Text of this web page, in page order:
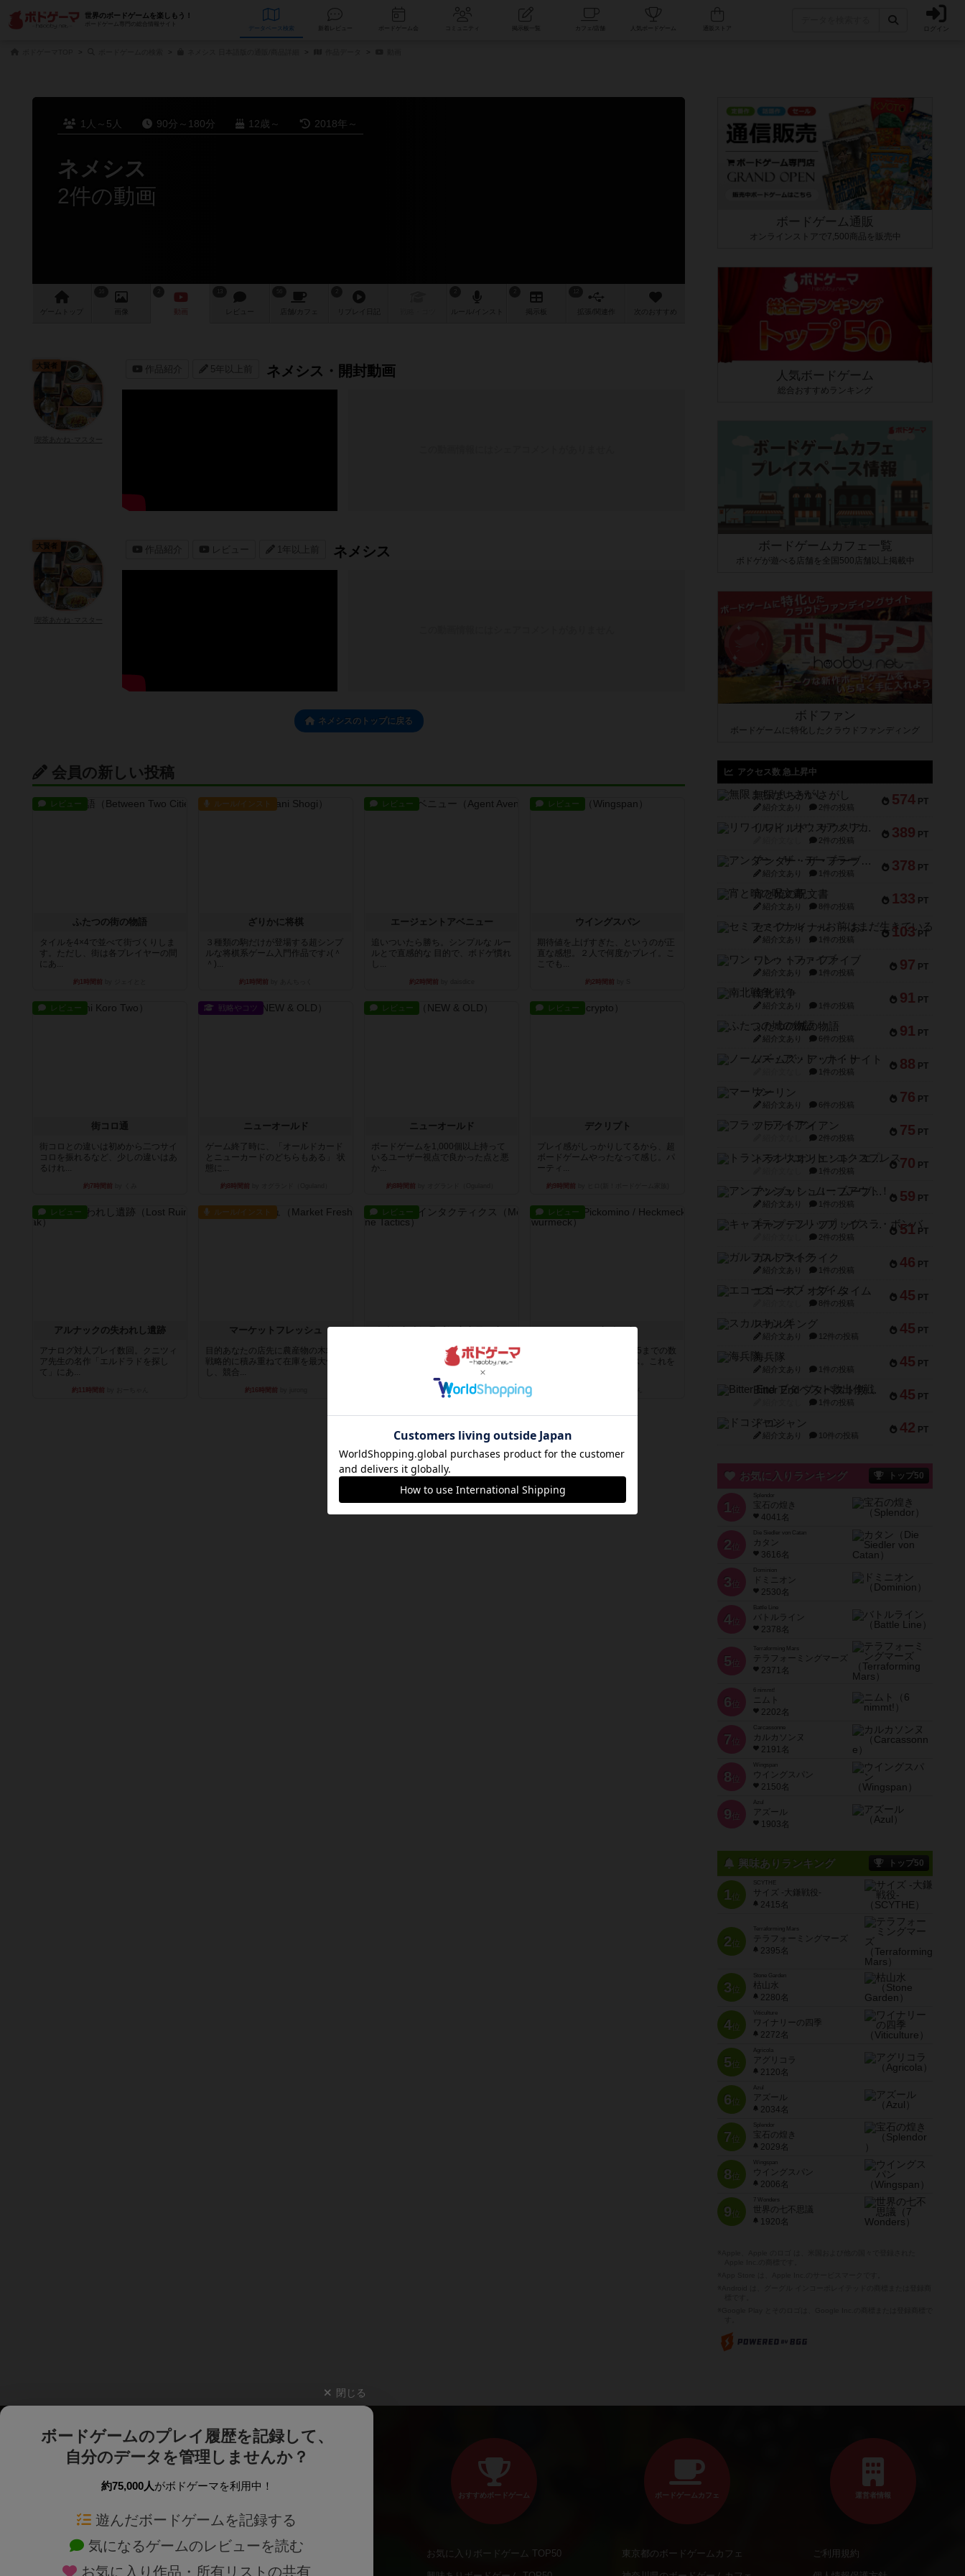
世界のボードゲームを楽しもう！
ボードゲーム専門の総合情報サイト
データベース コミュニティ 人気ボードゲーム ログイン
1人～5人 90分～180分 12歳～ 2018年～
ネメシス
2件の動画
ゲーム 画像 レビュー 店舗/ カフェ 作 次のおすすめ
作品紹介 5年以上前 ネメシス・開封動画
大賢者
作品紹介 レビュー 1年以上前 ネメシス
大賢者
ネメシスのトップに戻る
会員の新しい投稿
レビュー
ふたつの街の物語
タイルを4×4で並べて街づくりしま
す。ただし、街は各プレイヤーの間
にあ...
約1時間前
ルール/インスト
ざりかに将棋
３種類の駒だけが登場する超シンプ
ルな将棋系ゲーム入門作品です♪(＾
＾)...
約1時間前
レビュー
エージェントアベニュー
追いついたら勝ち。シンプルな ルー
ルとで直感的な 目的で、ボドゲ慣れ
約2時間前
レビュー
ウイングスパン
期待値を上げすぎた、というのが正
直な感想。２人で何度かプレイ。こ
こでも...
約2時間前
レビュー
街コロ通
街コロとの違いは初めから二つサイ
コロを振れるなど、少しの違いはあ
るけれ...
約7時間前
戦略やコツ
ニューオールド
ゲーム終了時に、「オールドカード
とニューカードのどちらもある」 状
態に...
約8時間前
レビュー
ニューオールド
ボードゲームを1,000個以上持って
いるユーザー視点で良かった点と悪
か...
約8時間前
レビュー
デクリプト
プレイ感がしっかりしてるから、超
ボードゲームやったなって感じ。パ
ーティ...
約9時間前
レビュー
アルナックの失われし遺跡
アナログ対人プレイ数回。クニツィ
ア先生の名作「エルドラドを探し
て」にあ...
約11時間前
ルール/インスト
マーケットフレッシュ
目的あなたの店先に農産物の木箱を
戦略的に積み重ねて在庫を最大化
し、競合...
約16時間前
レビュー
メメントオンラインタクティクス
どんどん物量が増えて大変になって
いく押し付け合いが楽しいゲーム盛
by nekomanma222
レビュー
ヘックメック
サイコロゲームです1から5までの数
字と芋虫がかかれたダイス。これを
ボードゲーム通販
オンラインストアで7,500商品を販売中
人気ボードゲーム
総合おすすめランキング
ボードゲームカフェ一覧
ボドゲが遊べる店舗を全国500店舗以上掲載中
ボドファン
ボードゲームに特化したクラウドファンディング
アクセス数 急上昇中
574 PT
無限まちがいさがし
紹介文あり 2件の投稿
389 PT
リワイルド：サウスアメリカ
2件の投稿
378 PT
アンダー・ザ・テーブラー
紹介文あり 1件の投稿
133 PT
宵と暁の呪文書
紹介文あり 8件の投稿
103 PT
セミファイナル ～お前はまだ生きている～
紹介文あり 1件の投稿
97 PT
ワン・トゥ・ファイブ
紹介文あり 1件の投稿
91 PT
南北戦争
紹介文あり 1件の投稿
91 PT
ふたつの城の物語
紹介文あり 6件の投稿
88 PT
ノームズ・アット・ナイト
1件の投稿
76 PT
マーリン
紹介文あり 6件の投稿
75 PT
フラットアイアン
2件の投稿
70 PT
トランスオリエント・エクスプレス
1件の投稿
59 PT
アンブッシュ！：ムーブアウト！
紹介文あり 1件の投稿
51 PT
キャプテン・フリップ：イスラ・ボンバ
2件の投稿
46 PT
ガルフストライク
紹介文あり 1件の投稿
45 PT
エコーズ・オブ・タイム
8件の投稿
45 PT
スカルキング
紹介文あり 12件の投稿
45 PT
海兵隊
紹介文あり 1件の投稿
45 PT
Bitter End ブタペスト救出作戦
1件の投稿
42 PT
ドコジャン
紹介文あり 10件の投稿
お気に入りランキング トップ50
1 位
宝石の煌き
4041名
2 位
Die Siedler von Catan
カタン
3616名
3 位
ドミニオン
2530名
4位
Battle Line
バトルライン
2378名
5 位
Terraforming Mars
テラフォーミングマーズ
2371名
6 位
ニムト
2202名
7 位
Carcassonne
カルカソンヌ
2191名
8 位
Wingspan
ウイングスパン
2150名
9 位
Azul
アズール
1903名
興味ありランキング トップ50
1位
SCYTHE
サイズ -大鎌戦役-
2415名
2位
Terraforming Mars
テラフォーミングマーズ
2395名
3位
Stone Garden
枯山水
2280名
4位
Viticulture
ワイナリーの四季
2272名
5位
Agricola
アグリコラ
2120名
6位
Azul
アズール
2034名
7位
宝石の煌き
2029名
8位
Wingspan
ウイングスパン
2006名
9位
7 Wonders
世界の七不思議
1920名
閉じる
ボードゲームのプレイ履歴を記録して、
自分のデータを管理しませんか？
約75,000人がボドゲーマを利用中！
遊んだボードゲームを記録する
気になるゲームのレビューを読む
お気に入り作品・所有リストの共有
ボードゲームを検索する 新作・再入荷情報
おすすめボードゲーム
お気に入りボードゲーム TOP50
ボードゲームカフェ
東京都のボードゲームカフェ
運営者情報
ご利用規約